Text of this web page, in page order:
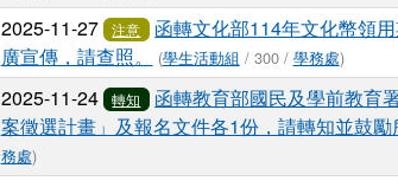
2025-11-27 注意
函轉文化部114年文化幣領
廣宣傳，請查照。
(學生活動組 / 300 / 學務處)
2025-11-24 轉知
函轉教育部國民及學前教育
案徵選計畫」及報名文件各1份，請轉知並鼓勵
務處)